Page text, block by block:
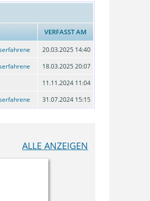
VERFASST AM
20.03.2025 14:40
18.03.2025 20:07
11.11.2024 11:04
31.07.2024 15:15
ALLE ANZEIGEN